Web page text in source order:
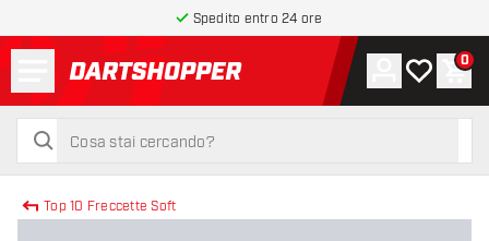
Spedito entro 24 ore
torna alla home page
cerca
cerca
Account
La mia0
Top 10 Freccette Soft